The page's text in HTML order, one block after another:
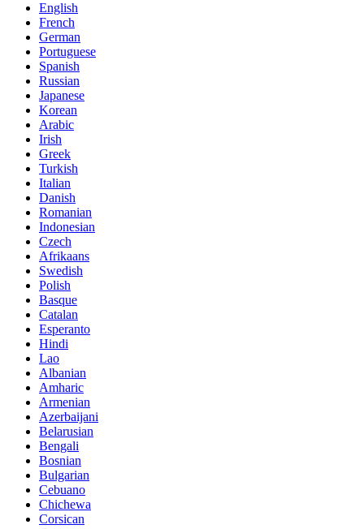
English
French
German
Portuguese
Spanish
Russian
Japanese
Korean
Arabic
Irish
Greek
Turkish
Italian
Danish
Romanian
Indonesian
Czech
Afrikaans
Swedish
Polish
Basque
Catalan
Esperanto
Hindi
Lao
Albanian
Amharic
Armenian
Azerbaijani
Belarusian
Bengali
Bosnian
Bulgarian
Cebuano
Chichewa
Corsican